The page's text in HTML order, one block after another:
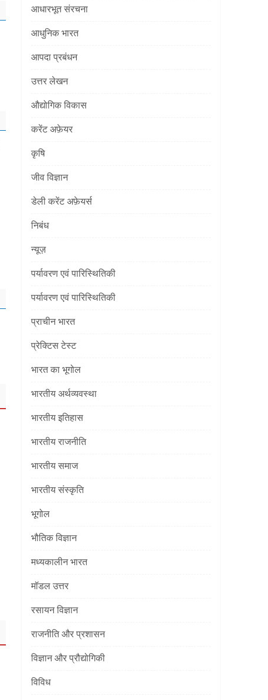
आधारभूत संरचना
आधुनिक भारत
आपदा प्रबंधन
उत्तर लेखन
औद्योगिक विकास
करेंट अफ़ेयर
कृषि
जीव विज्ञान
डेली करेंट अफ़ेयर्स
निबंध
न्यूज़
पर्यावरण एवं पारिस्थितिकी
पर्यावरण एवं पारिस्थितिकी
प्राचीन भारत
प्रेक्टिस टेस्ट
भारत का भूगोल
भारतीय अर्थव्यवस्था
भारतीय इतिहास
भारतीय राजनीति
भारतीय समाज
भारतीय संस्कृति
भूगोल
भौतिक विज्ञान
मध्यकालीन भारत
मॉडल उत्तर
रसायन विज्ञान
राजनीति और प्रशासन
विज्ञान और प्रौद्योगिकी
विविध